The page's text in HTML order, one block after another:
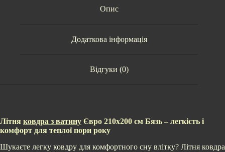
Опис
Додаткова інформація
Відгуки (0)
Літня ковдра з ватину Євро 210х200 см Бязь – легкість і
комфорт для теплої пори року
Шукаєте легку ковдру для комфортного сну влітку? Літня ковдра